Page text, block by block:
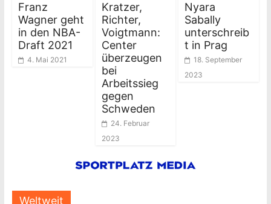
Franz
Wagner geht
in den NBA-
Draft 2021
4. Mai 2021
Kratzer,
Richter,
Voigtmann:
Center
überzeugen
bei
Arbeitssieg
gegen
Schweden
24. Februar
2023
Nyara
Sabally
unterschreib
t in Prag
18. September
2023
Weltweit